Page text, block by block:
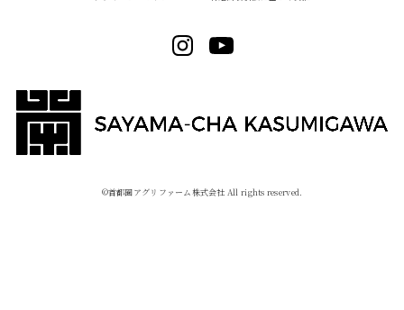
©︎首都圏アグリファーム株式会社 All rights reserved.